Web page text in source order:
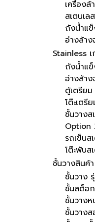
เครื่องล้
สเตนเ
ถังน้ำแ
อ่างล้าง
Stainless
ถังน้ำแ
อ่างล้าง
ตู้เตรียม
โต๊ะเตรี
ชั้นวางส
Option
รถเข็นส
โต๊ะพับส
ชั้นวางสินค้า
ชั้นวาง
ชั้นสต็อ
ชั้นวางห
ชั้นวาง